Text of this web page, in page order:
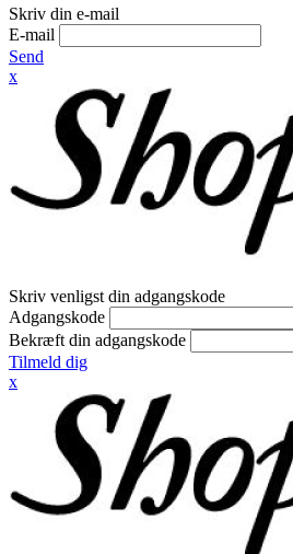
Skriv din e-mail
E-mail
Send
x
Skriv venligst din adgangskode
Adgangskode
Bekræft din adgangskode
Tilmeld dig
x